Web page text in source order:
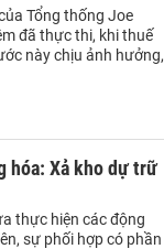
Tổng thống Joe
đã thực thi, khi thuế
này chịu ảnh hưởng,
hóa: Xả kho dự trữ
thực hiện các động
sự phối hợp có phần